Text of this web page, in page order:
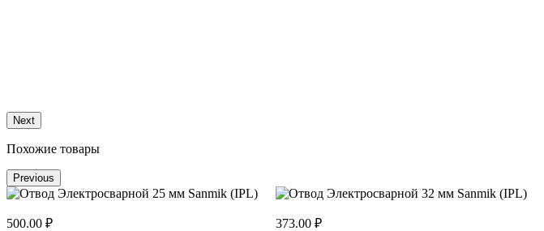
Next
Похожие товары
Previous
500.00 ₽ 373.00 ₽